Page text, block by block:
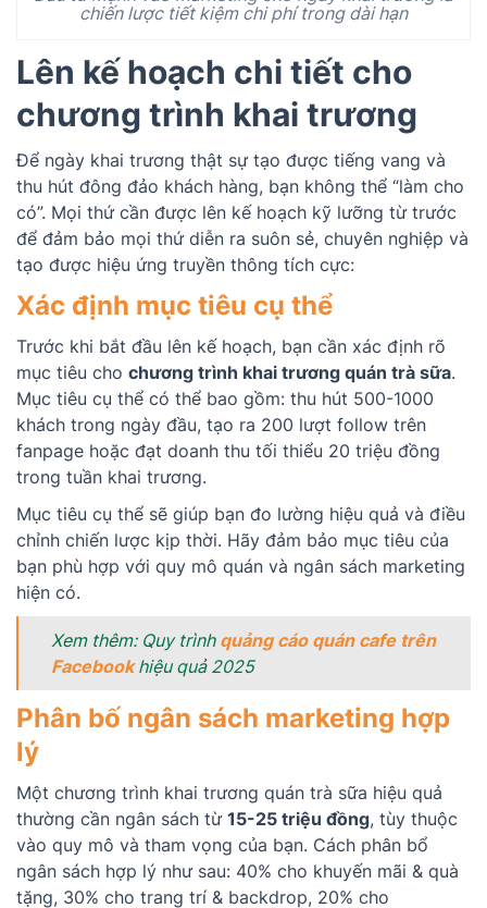
chiến lược tiết kiệm chi phí trong dài hạn
Lên kế hoạch chi tiết cho
chương trình khai trương
Để ngày khai trương thật sự tạo được tiếng vang và
thu hút đông đảo khách hàng, bạn không thể “làm cho
có”. Mọi thứ cần được lên kế hoạch kỹ lưỡng từ trước
để đảm bảo mọi thứ diễn ra suôn sẻ, chuyên nghiệp và
tạo được hiệu ứng truyền thông tích cực:
Xác định mục tiêu cụ thể
Trước khi bắt đầu lên kế hoạch, bạn cần xác định rõ
mục tiêu cho chương trình khai trương quán trà sữa.
Mục tiêu cụ thể có thể bao gồm: thu hút 500-1000
khách trong ngày đầu, tạo ra 200 lượt follow trên
fanpage hoặc đạt doanh thu tối thiểu 20 triệu đồng
trong tuần khai trương.
Mục tiêu cụ thể sẽ giúp bạn đo lường hiệu quả và điều
chỉnh chiến lược kịp thời. Hãy đảm bảo mục tiêu của
bạn phù hợp với quy mô quán và ngân sách marketing
hiện có.
Xem thêm: Quy trình quảng cáo quán cafe trên
Facebookhiệu quả 2025
Phân bố ngân sách marketing hợp
lý
Một chương trình khai trương quán trà sữa hiệu quả
thường cần ngân sách từ 15-25 triệu đồng, tùy thuộc
vào quy mô và tham vọng của bạn. Cách phân bổ
ngân sách hợp lý như sau: 40% cho khuyến mãi & quà
tặng, 30% cho trang trí & backdrop, 20% cho